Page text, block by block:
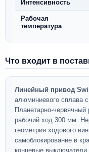
Интенсивность
Рабочая
температура
Что входит в
Линейный привод
алюминиевого сплава
Планетарно-червячный
рабочий ход 300 мм.
геометрия ходового
самоблокирование в
концевые